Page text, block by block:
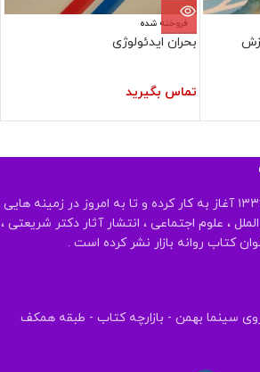
فروخته شده
بحران ایدئولوژی
تماس بگیرید
انتشارات چاپخش از سال ۱۳۳۶ آغاز به کار کرده و تا به امروز در زمینه هایی
، علوم اجتماعی ، انتشار آثار دکتر شریعتی ،
سینما بهمن - بازارچه کتاب - طبقه همکف